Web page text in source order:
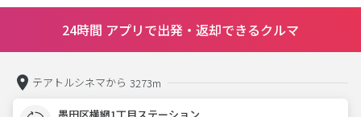
24時間 アプリで出発・返却できるクルマ
テアトルシネマから 3273m